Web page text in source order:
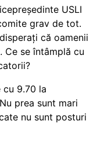
USLI
grav de tot.
că oamenii
Ce se întâmplă cu
cu 9.70 la
prea sunt mari
nu sunt posturi